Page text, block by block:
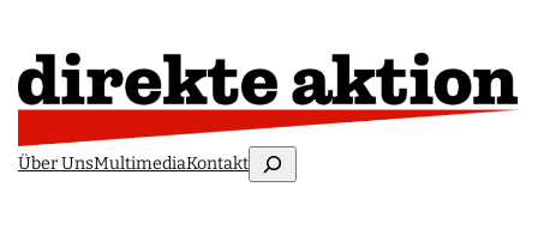
Über UnsMultimediaKontaktSuchen